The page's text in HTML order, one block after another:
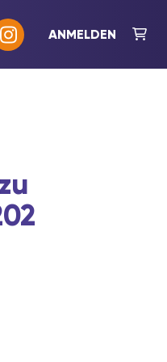
ANMELDEN